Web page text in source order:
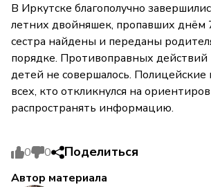
В Иркутске благополучно
летних двойняшек, пропавших днём
сестра найдены и переданы
порядке. Противоправных
детей не совершалось. Полицейские
всех, кто откликнулся на
распространять информацию.
0 0 Поделиться
Автор материала